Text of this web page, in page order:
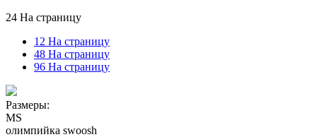
24 На страницу
12 На страницу
48 На страницу
96 На страницу
Размеры:
MS
олимпийка swoosh